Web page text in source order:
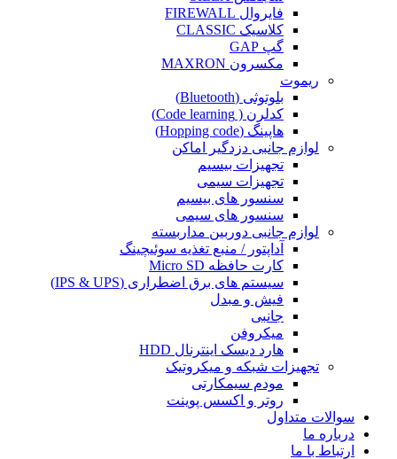
فایروال FIREWALL
کلاسیک CLASSIC
گپ GAP
مکسرون MAXRON
ریموت
بلوتوثی (Bluetooth)
کدلرن ( Code learning)
هاپینگ (Hopping code)
لوازم جانبی دزدگیر اماکن
تجهیزات بیسیم
تجهیزات سیمی
سنسور های بیسیم
سنسور های سیمی
لوازم جانبی دوربین مداربسته
آداپتور / منبع تغذیه سوئیچینگ
کارت حافظه Micro SD
سیستم های برق اضطراری (IPS & UPS)
فیش و مبدل
جانبی
میکروفن
هارد دیسک اینترنال HDD
تجهیزات شبکه و میکروتیک
مودم سیمکارتی
روتر و اکسس پوینت
سوالات متداول
درباره ما
ارتباط با ما